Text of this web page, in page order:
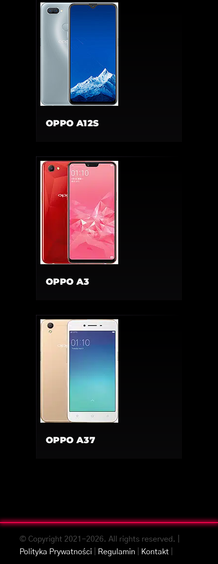
OPPO A12S
OPPO A3
OPPO A37
© Copyright 2021-2026. All rights reserved. |
Polityka Prywatności
Regulamin Kontakt